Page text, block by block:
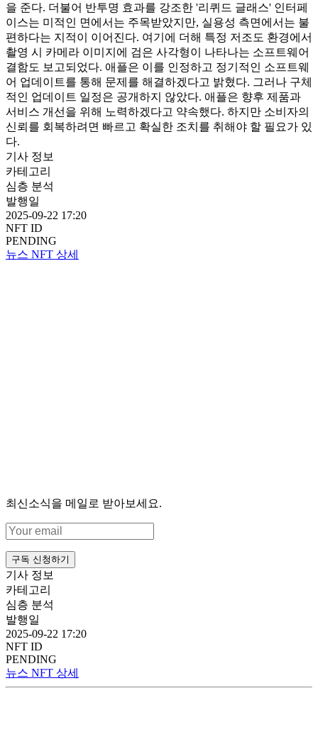
을 준다. 더불어 반투명 효과를 강조한 '리퀴드 글래스' 인터페
이스는 미적인 면에서는 주목받았지만, 실용성 측면에서는 불
편하다는 지적이 이어진다. 여기에 더해 특정 저조도 환경에서
촬영 시 카메라 이미지에 검은 사각형이 나타나는 소프트웨어
결함도 보고되었다. 애플은 이를 인정하고 정기적인 소프트웨
어 업데이트를 통해 문제를 해결하겠다고 밝혔다. 그러나 구체
적인 업데이트 일정은 공개하지 않았다. 애플은 향후 제품과
서비스 개선을 위해 노력하겠다고 약속했다. 하지만 소비자의
신뢰를 회복하려면 빠르고 확실한 조치를 취해야 할 필요가 있
다.
기사 정보
카테고리
심층 분석
발행일
2025-09-22 17:20
NFT ID
PENDING
뉴스 NFT 상세
최신소식을 메일로 받아보세요.
구독 신청하기
기사 정보
카테고리
심층 분석
발행일
2025-09-22 17:20
NFT ID
PENDING
뉴스 NFT 상세